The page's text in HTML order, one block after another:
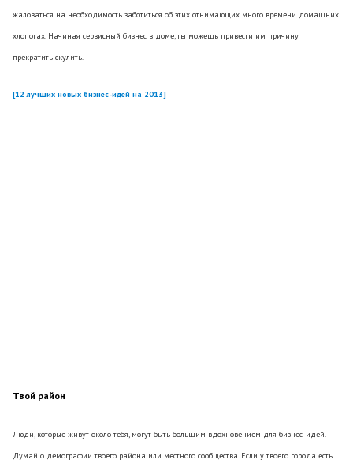
жаловаться на необходимость заботиться об этих отнимающих много времени домашних
хлопотах. Начиная сервисный бизнес в доме, ты можешь привести им причину
прекратить скулить.
[12 лучших новых бизнес-идей на 2013]
Твой район
Люди, которые живут около тебя, могут быть большим вдохновением для бизнес-идей.
Думай о демографии твоего района или местного сообщества. Если у твоего города есть